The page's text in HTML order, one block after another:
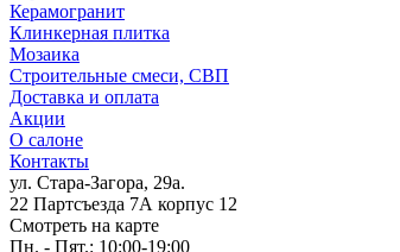
Керамогранит
Клинкерная плитка
Мозаика
Строительные смеси, СВП
Доставка и оплата
Акции
О салоне
Контакты
ул. Стара-Загора, 29а.
22 Партсъезда 7А корпус 12
Смотреть на карте
Пн. - Пят.: 10:00-19:00